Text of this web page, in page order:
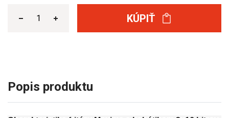
KÚPIŤ
Popis produktu